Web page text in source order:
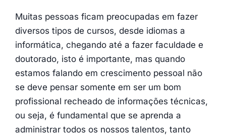
Muitas pessoas ficam preocupadas em fazer
diversos tipos de cursos, desde idiomas a
informática, chegando até a fazer faculdade e
doutorado, isto é importante, mas quando
estamos falando em crescimento pessoal não
se deve pensar somente em ser um bom
profissional recheado de informações técnicas,
ou seja, é fundamental que se aprenda a
administrar todos os nossos talentos, tanto